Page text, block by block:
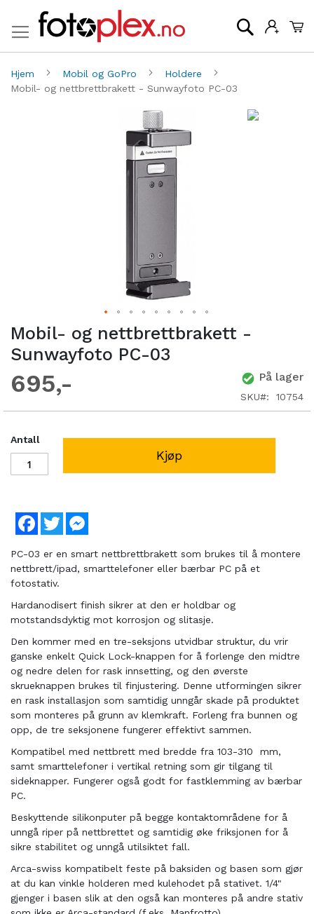
Søk
Hjem Mobil og GoPro
Holdere
Mobil- og nettbrettbrakett - Sunwayfoto PC-03
Mobil- og nettbrettbrakett -
Sunwayfoto PC-03
695 På lager
SKU 10754
Antall
Kjøp
Facebook
Twitter
PC-03 er en smart nettbrettbrakett som brukes til å montere
nettbrett/ipad, smarttelefoner eller bærbar PC på et
fotostativ.
Hardanodisert finish sikrer at den er holdbar og
motstandsdyktig mot korrosjon og slitasje.
Den kommer med en tre-seksjons utvidbar struktur, du vrir
ganske enkelt Quick Lock-knappen for å forlenge den midtre
og nedre delen for rask innsetting, og den øverste
skrueknappen brukes til finjustering. Denne utformingen sikrer
en rask installasjon som samtidig unngår skade på produktet
som monteres på grunn av klemkraft. Forleng fra bunnen og
opp, de tre seksjonene fungerer effektivt sammen.
Kompatibel med nettbrett med bredde fra 103-310 mm,
samt smarttelefoner i vertikal retning som gir tilgang til
sideknapper. Fungerer også godt for fastklemming av bærbar
PC.
Beskyttende silikonputer på begge kontaktområdene for å
unngå riper på nettbrettet og samtidig øke friksjonen for å
sikre stabilitet og unngå utilsiktet fall.
Arca-swiss kompatibelt feste på baksiden og basen som gjør
at du kan vinkle holderen med kulehodet på stativet. 1/4"
gjenger i basen slik at den også kan monteres på andre stativ